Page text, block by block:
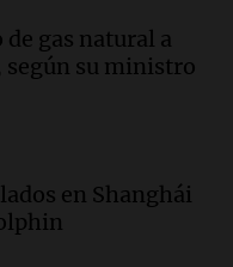
Vega, tras
"En esa casa
derribó el mito
alimentos
gas natural a
según su ministro
en Shanghái